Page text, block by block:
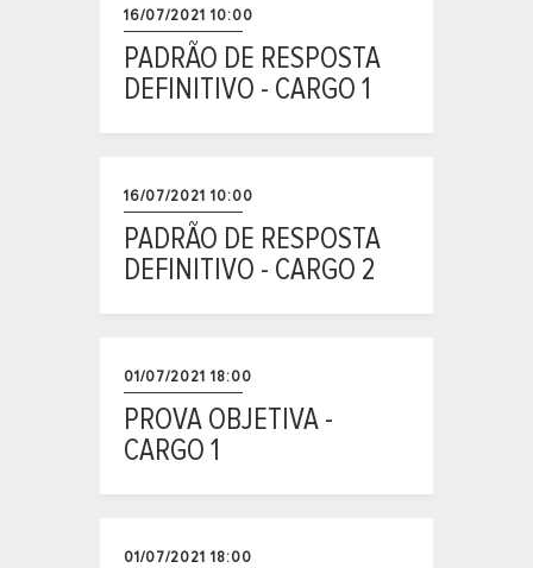
16/07/2021 10:00
PADRÃO DE RESPOSTA
DEFINITIVO - CARGO 1
16/07/2021 10:00
PADRÃO DE RESPOSTA
DEFINITIVO - CARGO 2
01/07/2021 18:00
PROVA OBJETIVA -
CARGO 1
01/07/2021 18:00